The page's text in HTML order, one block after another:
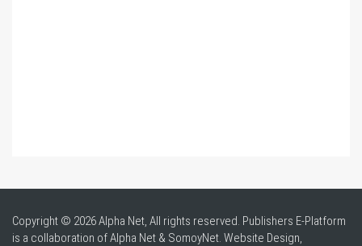
Copyright © 2026 Alpha Net, All rights reserved. Publishers E-Platform
is a collaboration of Alpha Net & SomoyNet. Website Design,